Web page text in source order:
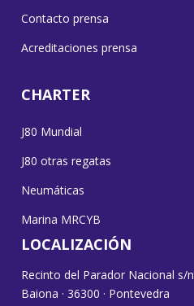
Contacto prensa
Acreditaciones prensa
CHARTER
J80 Mundial
J80 otras regatas
Neumáticas
Marina MRCYB
LOCALIZACIÓN
Recinto del Parador Nacional s/n
Baiona · 36300 · Pontevedra